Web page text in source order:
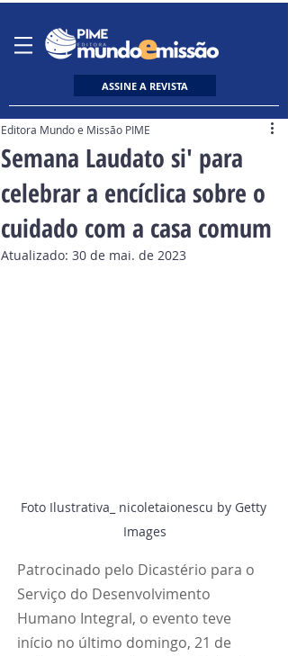
ASSINE A REVISTA
Semana Laudato si' para
celebrar a encíclica sobre o
cuidado com a casa comum
Editora Mundo e Missão PIME
Atualizado: 30 de mai. de 2023
Foto Ilustrativa_ nicoletaionescu by Getty
Images
Patrocinado pelo Dicastério para o
Serviço do Desenvolvimento
Humano Integral, o evento teve
início no último domingo, 21 de